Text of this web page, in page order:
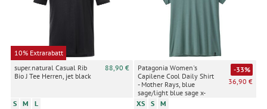
10% Extrarabatt
super.natural Casual Rib
Bio J Tee Herren, jet black
88,90 €
S M L
Patagonia Women's
Capilene Cool Daily Shirt
- Mother Rays, blue
sage/light blue sage x-
dye
-33%
36,90 €
XS S M